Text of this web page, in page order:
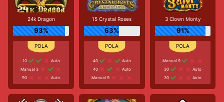
24k Dragon
93%
10
Auto
Manual 3
90
Auto
15 Crystal Roses
63%
40
Auto
40
Auto
Manual 9
3 Clown Monty
91%
Manual 9
30
Auto
30
Auto